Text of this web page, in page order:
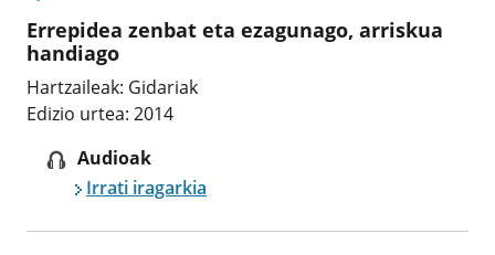
Errepidea zenbat eta ezagunago, arriskua
handiago
Hartzaileak: Gidariak
Edizio urtea: 2014
Audioak
Irrati iragarkia